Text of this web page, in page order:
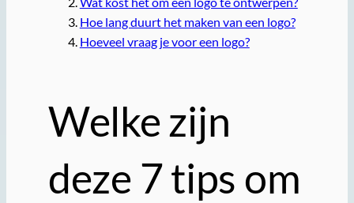
Hoe lang duurt het maken van een logo?
Hoeveel vraag je voor een logo?
Welke zijn
deze 7 tips om